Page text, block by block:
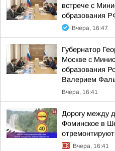
встрече с
образования
Вчера, 16:47
Губернатор
Москве с
образования
Валерием
Вчера, 16:41
Дорогу между
Фоминское в
Вчера, 16:41